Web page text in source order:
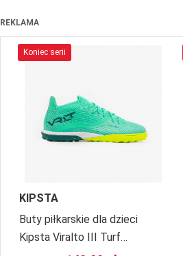
REKLAMA
Koniec serii
KIPSTA
Buty piłkarskie dla dzieci
Kipsta Viralto III Turf